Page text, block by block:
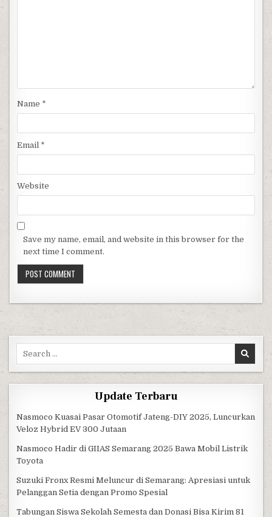
Name *
Email *
Website
Save my name, email, and website in this browser for the
next time I comment.
Update Terbaru
Nasmoco Kuasai Pasar Otomotif Jateng-DIY 2025, Luncurkan
Veloz Hybrid EV 300 Jutaan
Nasmoco Hadir di GIIAS Semarang 2025 Bawa Mobil Listrik
Toyota
Suzuki Fronx Resmi Meluncur di Semarang: Apresiasi untuk
Pelanggan Setia dengan Promo Spesial
Tabungan Siswa Sekolah Semesta dan Donasi Bisa Kirim 81